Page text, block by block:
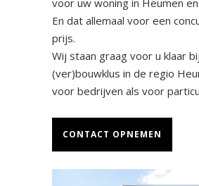
voor uw woning in Heumen
En dat allemaal voor een
prijs.
Wij staan graag voor u klaar
(ver)bouwklus in de regio
voor bedrijven als voor
CONTACT OPNEMEN